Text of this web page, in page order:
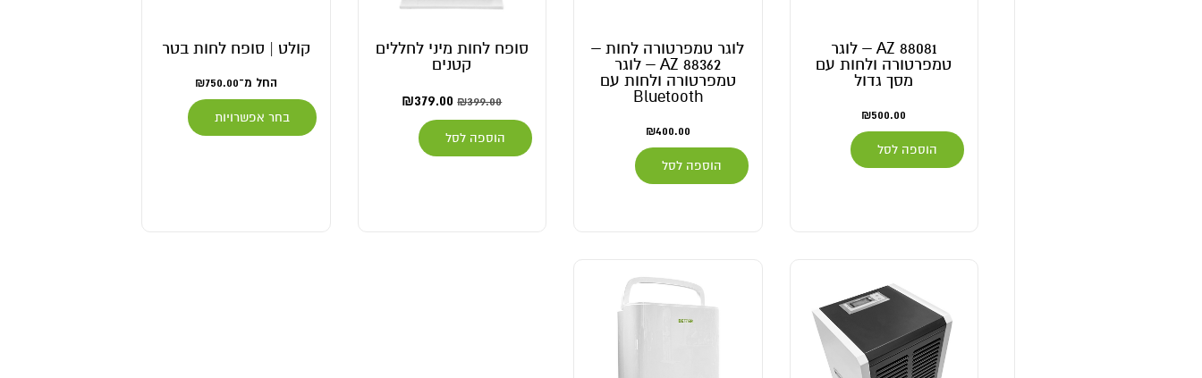
AZ 88081 – לוגר
טמפרטורה ולחות עם
מסך גדול
₪500.00
הוספה לסל
לוגר טמפרטורה לחות –
AZ 88362 – לוגר
טמפרטורה ולחות עם
Bluetooth
₪400.00
הוספה לסל
סופח לחות מיני לחללים
קטנים
₪399.00
₪379.00
הוספה לסל
קולט | סופח לחות בטר
החל מ־ ₪750.00
בחר אפשרויות